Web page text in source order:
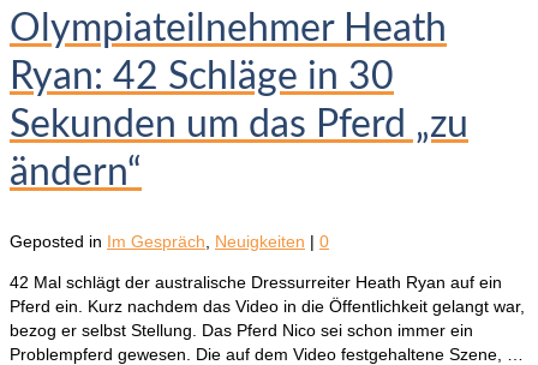
Olympiateilnehmer Heath
Ryan: 42 Schläge in 30
Sekunden um das Pferd „zu
ändern“
Geposted in Im Gespräch Neuigkeiten | 0
42 Mal schlägt der australische Dressurreiter Heath Ryan auf ein
Pferd ein. Kurz nachdem das Video in die Öffentlichkeit gelangt war,
bezog er selbst Stellung. Das Pferd Nico sei schon immer ein
Problempferd gewesen. Die auf dem Video festgehaltene Szene, …